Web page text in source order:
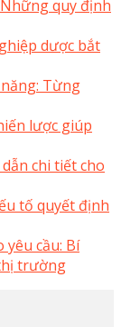
quy định
dược bắt
Từng
lược giúp
chi tiết cho
tố quyết định
yêu cầu: Bí
trường